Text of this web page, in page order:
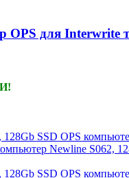
OPS для Interwrite